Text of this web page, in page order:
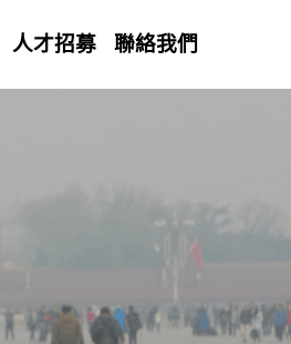
人才招募 聯絡我們